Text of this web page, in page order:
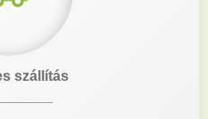
szállítás